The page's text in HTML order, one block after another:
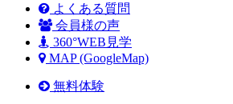
よくある質問
会員様の声
360°WEB見学
MAP (GoogleMap)
無料体験